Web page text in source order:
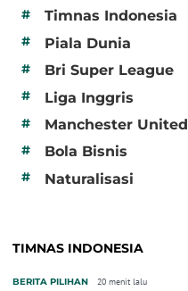
#
Timnas Indonesia
# Piala Dunia
# Bri Super League
# Liga Inggris
# Manchester United
# Bola Bisnis
# Naturalisasi
TIMNAS INDONESIA
BERITA PILIHAN 20 menit lalu